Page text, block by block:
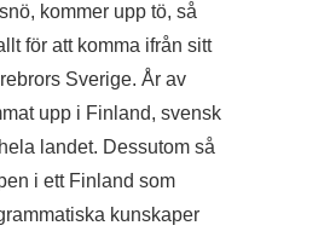
kommer upp tö, så
för att komma ifrån sitt
Sverige. År av
upp i Finland, svensk
landet. Dessutom så
i ett Finland som
kunskaper